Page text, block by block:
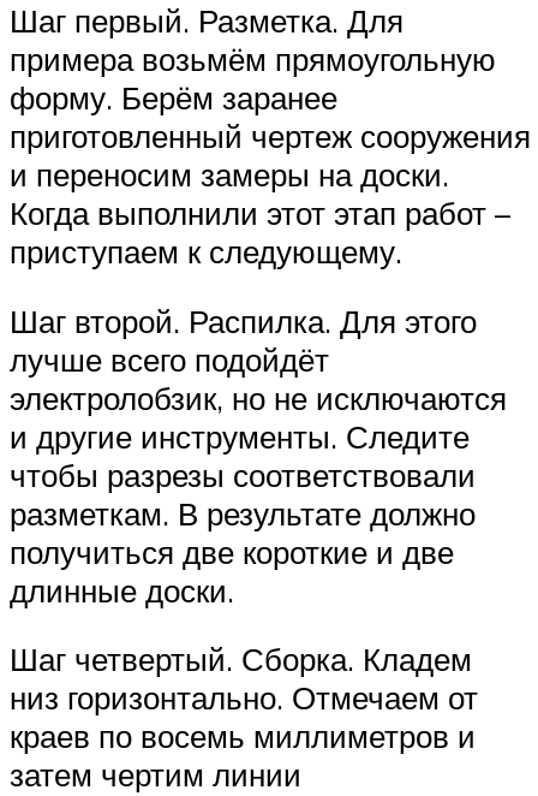
Шаг первый. Разметка. Для
примера возьмём прямоугольную
форму. Берём заранее
приготовленный чертеж сооружения
и переносим замеры на доски.
Когда выполнили этот этап работ –
приступаем к следующему.
Шаг второй. Распилка. Для этого
лучше всего подойдёт
электролобзик, но не исключаются
и другие инструменты. Следите
чтобы разрезы соответствовали
разметкам. В результате должно
получиться две короткие и две
длинные доски.
Шаг четвертый. Сборка. Кладем
низ горизонтально. Отмечаем от
краев по восемь миллиметров и
затем чертим линии